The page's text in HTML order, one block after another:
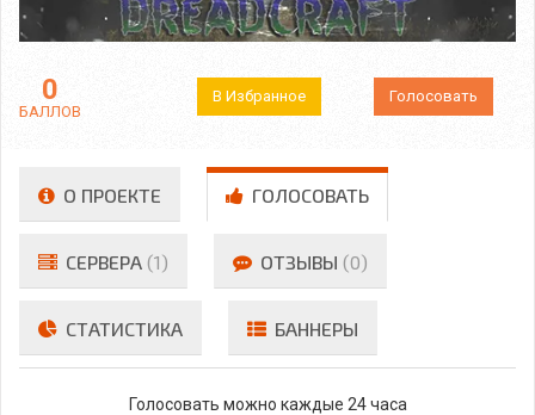
0
БАЛЛОВ
В Избранное Голосовать
О ПРОЕКТЕ ГОЛОСОВАТЬ
СЕРВЕРА (1) ОТЗЫВЫ (0)
СТАТИСТИКА БАННЕРЫ
Голосовать можно каждые 24 часа